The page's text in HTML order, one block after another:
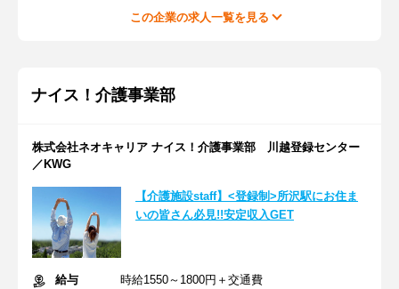
この企業の求人一覧を見る
ナイス！介護事業部
株式会社ネオキャリア ナイス！介護事業部 川越登録センター
／KWG
【介護施設staff】<登録制>所沢駅にお住ま
いの皆さん必見!!安定収入GET
給与
時給1550～1800円＋交通費